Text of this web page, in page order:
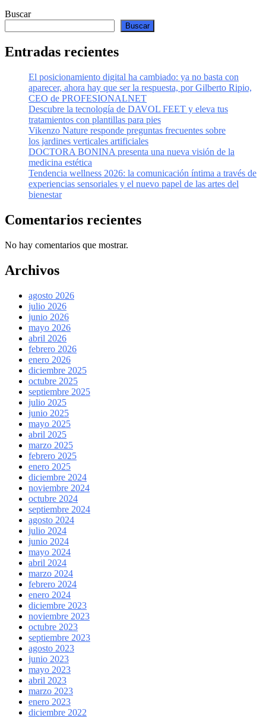
Buscar
Buscar
Entradas recientes
El posicionamiento digital ha cambiado: ya no basta con
aparecer, ahora hay que ser la respuesta, por Gilberto Ripio,
CEO de PROFESIONALNET
Descubre la tecnología de DAVOL FEET y eleva tus
tratamientos con plantillas para pies
Vikenzo Nature responde preguntas frecuentes sobre
los jardines verticales artificiales
DOCTORA BONINA presenta una nueva visión de la
medicina estética
Tendencia wellness 2026: la comunicación íntima a través de
experiencias sensoriales y el nuevo papel de las artes del
bienestar
Comentarios recientes
No hay comentarios que mostrar.
Archivos
agosto 2026
julio 2026
junio 2026
mayo 2026
abril 2026
febrero 2026
enero 2026
diciembre 2025
octubre 2025
septiembre 2025
julio 2025
junio 2025
mayo 2025
abril 2025
marzo 2025
febrero 2025
enero 2025
diciembre 2024
noviembre 2024
octubre 2024
septiembre 2024
agosto 2024
julio 2024
junio 2024
mayo 2024
abril 2024
marzo 2024
febrero 2024
enero 2024
diciembre 2023
noviembre 2023
octubre 2023
septiembre 2023
agosto 2023
junio 2023
mayo 2023
abril 2023
marzo 2023
enero 2023
diciembre 2022